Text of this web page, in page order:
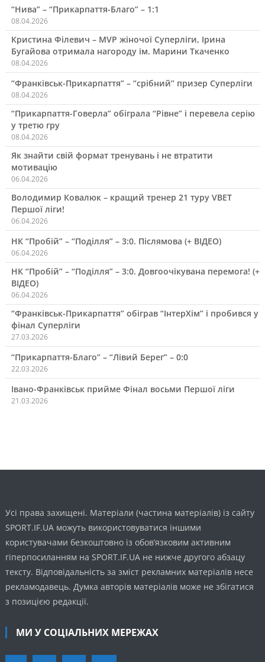
“Нива” – “Прикарпаття-Благо” – 1:1
08.04.2026
Кристина Філевич – MVP жіночої Суперліги, Ірина
Бугайова отримала нагороду ім. Марини Ткаченко
08.04.2026
“Франківськ-Прикарпаття” – “срібний” призер Суперліги
08.04.2026
“Прикарпаття-Говерла” обіграла “Рівне” і перевела серію
у третю гру
08.04.2026
Як знайти свій формат тренувань і не втратити
мотивацію
06.04.2026
Володимир Ковалюк – кращий тренер 21 туру VBET
Першої ліги!
06.04.2026
НК “Пробій” – “Поділля” – 3:0. Післямова (+ ВІДЕО)
06.04.2026
НК “Пробій” – “Поділля” – 3:0. Довгоочікувана перемога! (+
ВІДЕО)
06.04.2026
“Франківськ-Прикарпаття” обіграв “ІнтерХім” і пробився у
фінал Суперліги
27.03.2026
“Прикарпаття-Благо” – “Лівий Берег” – 0:0
22.03.2026
Івано-Франківськ прийме Фінал восьми Першої ліги
21.03.2026
Усі права захищені. Матеріали (частина матеріалів) із сайту
SPORT.IF.UA можуть використовуватися іншими
користувачами безкоштовно із обов’язковим активним
гіперпосиланням на SPORT.IF.UA не нижче другого абзацу
тексту. Відповідальність за зміст рекламних матеріалів несе
рекламодавець. Думка авторів матеріалів може не збігатися
з позицією редакції.
МИ У СОЦІАЛЬНИХ МЕРЕЖАХ